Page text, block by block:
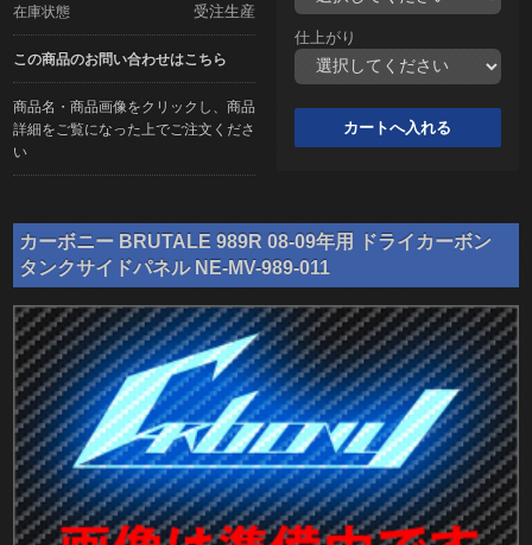
在庫状態 受注生産
この商品のお問い合わせはこちら
商品名・商品画像をクリックし、商品
詳細をご覧になった上でご注文くださ
い
仕上がり
カーボニー BRUTALE 989R 08-09年用 ドライカーボン
タンクサイドパネル NE-MV-989-011